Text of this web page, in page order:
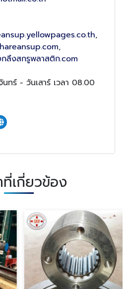
,
,
ลึงสกรูพลาสติก.com
นทร์ - วันเสาร์ เวลา 08.00
เกี่ยวข้อง